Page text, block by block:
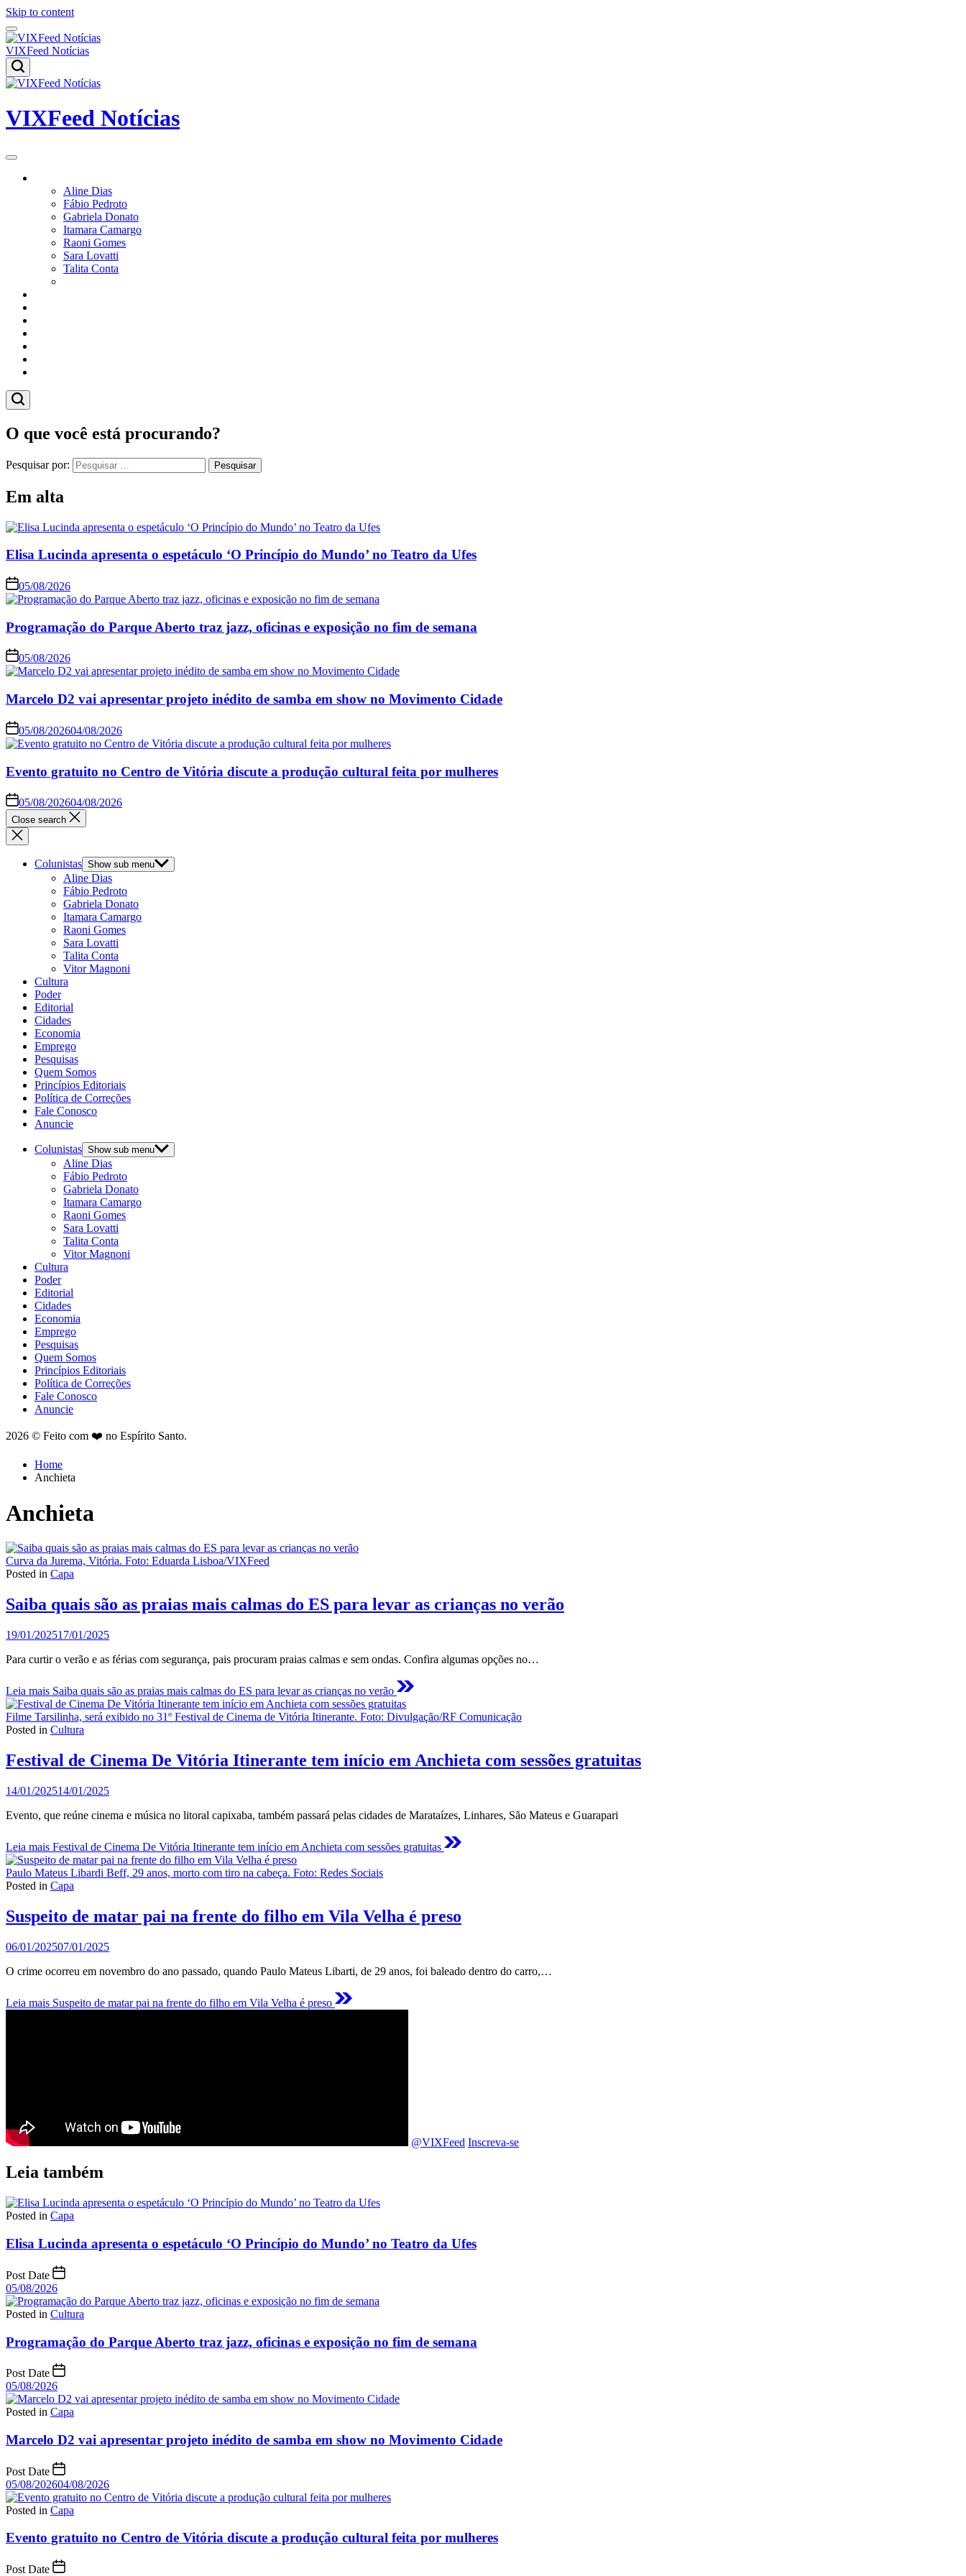
Skip to content
VIXFeed Notícias
VIXFeed Notícias
Aline Dias
Fábio Pedroto
Gabriela Donato
Itamara Camargo
Raoni Gomes
Sara Lovatti
Talita Conta
O que você está procurando?
Pesquisar por:
Em alta
Elisa Lucinda apresenta o espetáculo ‘O Princípio do Mundo’ no Teatro da Ufes
05/08/2026
Programação do Parque Aberto traz jazz, oficinas e exposição no fim de semana
05/08/2026
Marcelo D2 vai apresentar projeto inédito de samba em show no Movimento Cidade
05/08/202604/08/2026
Evento gratuito no Centro de Vitória discute a produção cultural feita por mulheres
05/08/202604/08/2026
Close search
Colunistas Show sub menu
Aline Dias
Fábio Pedroto
Gabriela Donato
Itamara Camargo
Raoni Gomes
Sara Lovatti
Talita Conta
Vitor Magnoni
Cultura
Poder
Editorial
Cidades
Economia
Emprego
Pesquisas
Quem Somos
Princípios Editoriais
Política de Correções
Fale Conosco
Anuncie
Colunistas Show sub menu
Aline Dias
Fábio Pedroto
Gabriela Donato
Itamara Camargo
Raoni Gomes
Sara Lovatti
Talita Conta
Vitor Magnoni
Cultura
Poder
Editorial
Cidades
Economia
Emprego
Pesquisas
Quem Somos
Princípios Editoriais
Política de Correções
Fale Conosco
Anuncie
2026 © Feito com ❤️ no Espírito Santo.
Home
Anchieta
Anchieta
Curva da Jurema, Vitória. Foto: Eduarda Lisboa/VIXFeed
Posted in Capa
Saiba quais são as praias mais calmas do ES para levar as crianças no verão
19/01/202517/01/2025
Para curtir o verão e as férias com segurança, pais procuram praias calmas e sem ondas. Confira algumas opções no…
Leia mais Saiba quais são as praias mais calmas do ES para levar as crianças no verão
Filme Tarsilinha, será exibido no 31º Festival de Cinema de Vitória Itinerante. Foto: Divulgação/RF Comunicação
Posted in Cultura
Festival de Cinema De Vitória Itinerante tem início em Anchieta com sessões gratuitas
14/01/202514/01/2025
Evento, que reúne cinema e música no litoral capixaba, também passará pelas cidades de Marataízes, Linhares, São Mateus e Guarapari
Leia mais Festival de Cinema De Vitória Itinerante tem início em Anchieta com sessões gratuitas
Paulo Mateus Libardi Beff, 29 anos, morto com tiro na cabeça. Foto: Redes Sociais
Posted in Capa
Suspeito de matar pai na frente do filho em Vila Velha é preso
06/01/202507/01/2025
O crime ocorreu em novembro do ano passado, quando Paulo Mateus Libarti, de 29 anos, foi baleado dentro do carro,…
Leia mais Suspeito de matar pai na frente do filho em Vila Velha é preso
@VIXFeed Inscreva-se
Leia também
Posted in Capa
Elisa Lucinda apresenta o espetáculo ‘O Princípio do Mundo’ no Teatro da Ufes
Post Date
05/08/2026
Posted in Cultura
Programação do Parque Aberto traz jazz, oficinas e exposição no fim de semana
Post Date
05/08/2026
Posted in Capa
Marcelo D2 vai apresentar projeto inédito de samba em show no Movimento Cidade
Post Date
05/08/202604/08/2026
Posted in Capa
Evento gratuito no Centro de Vitória discute a produção cultural feita por mulheres
Post Date